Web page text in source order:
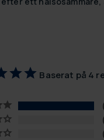
Baserat på 4